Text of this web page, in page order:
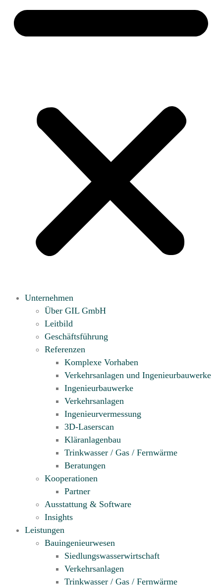
Unternehmen
Über GIL GmbH
Leitbild
Geschäftsführung
Referenzen
Komplexe Vorhaben
Verkehrsanlagen und Ingenieurbauwerke
Ingenieurbauwerke
Verkehrsanlagen
Ingenieur­vermessung
3D-Laserscan
Kläranlagenbau
Trinkwasser / Gas / Fernwärme
Beratungen
Kooperationen
Partner
Ausstattung & Software
Insights
Leistungen
Bauingenieurwesen
Siedlungswasserwirtschaft
Verkehrsanlagen
Trinkwasser / Gas / Fernwärme